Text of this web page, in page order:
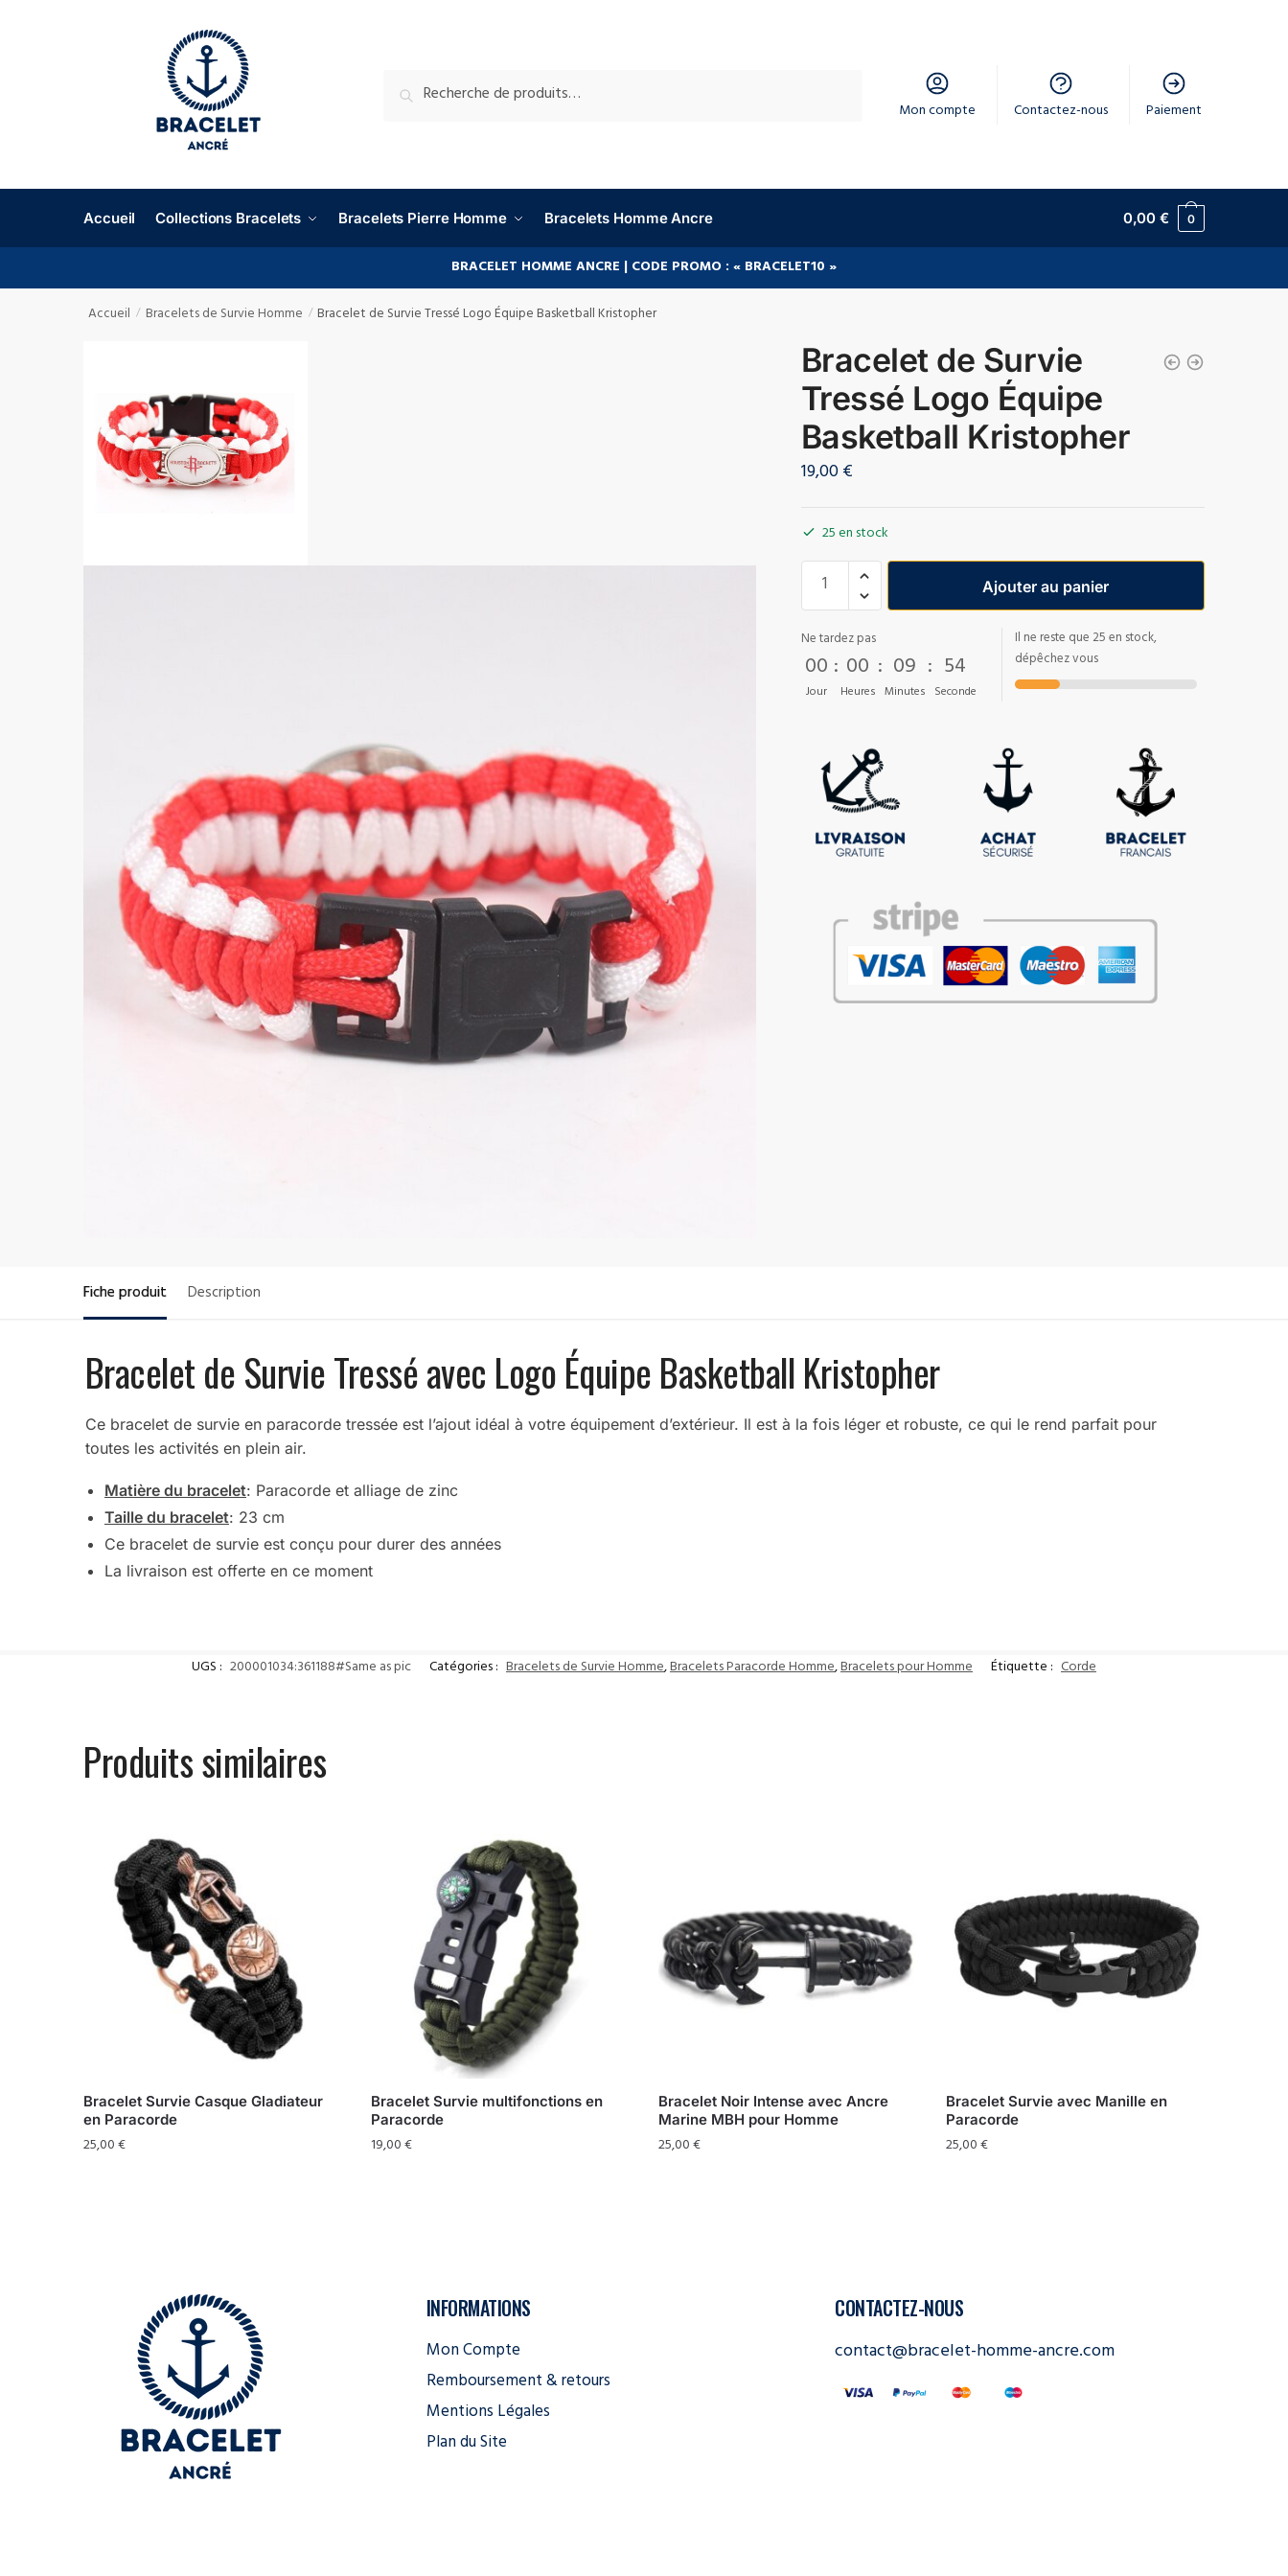
Mon compte Contactez-nous Paiement
Accueil Collections Bracelets Bracelets Pierre Homme Bracelets Homme Ancre 0,00€ 0
BRACELET HOMME ANCRE | CODE PROMO : « BRACELET10 »
Accueil / Bracelets de Survie Homme / Bracelet de Survie Tressé Logo Équipe Basketball Kristopher
Bracelet de Survie
Tressé Logo Équipe
Basketball Kristopher
19,00€
25 en stock
Ajouter au panier
Ne tardez pas
00
Jour
: 00
Heures
: 09
Minutes
: 53
Seconde
Il ne reste que 25 en stock,
dépêchez vous
Fiche produit Description
Bracelet de Survie Tressé avec Logo Équipe Basketball Kristopher
Ce bracelet de survie en paracorde tressée est l’ajout idéal à votre équipement d’extérieur. Il est à la fois léger et robuste, ce qui le rend parfait pour
toutes les activités en plein air.
Matière du bracelet: Paracorde et alliage de zinc
Taille du bracelet: 23 cm
Ce bracelet de survie est conçu pour durer des années
La livraison est offerte en ce moment
UGS : 200001034:361188#Same as pic Catégories : Bracelets de Survie Homme,Bracelets Paracorde Homme,Bracelets pour Homme Étiquette : Corde
Produits similaires
Bracelet Survie Casque Gladiateur
en Paracorde
25,00€
Bracelet Survie multifonctions en
Paracorde
19,00€
Bracelet Noir Intense avec Ancre
Marine MBH pour Homme
25,00€
Bracelet Survie avec Manille en
Paracorde
25,00€
INFORMATIONS
Mon Compte
Remboursement & retours
Mentions Légales
Plan du Site
CONTACTEZ-NOUS
contact@bracelet-homme-ancre.com